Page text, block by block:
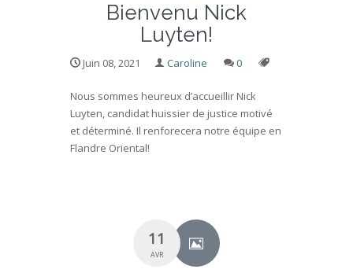
Bienvenu Nick
Luyten!
Juin 08, 2021 Caroline 0
Nous sommes heureux d’accueillir Nick
Luyten, candidat huissier de justice motivé
et déterminé. Il renforecera notre équipe en
Flandre Oriental!
11
AVR